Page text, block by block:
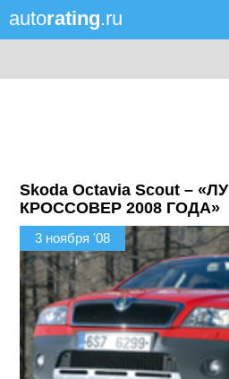
autorating.ru
Skoda Octavia Scout –
КРОССОВЕР 2008 ГОДА»
3 ноября '08